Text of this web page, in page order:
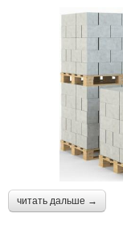
читать дальше →